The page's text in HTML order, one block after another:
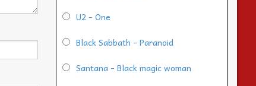
U2 - One
Black Sabbath - Paranoid
Santana - Black magic woman